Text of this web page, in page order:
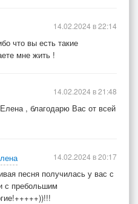
что вы есть такие
мне жить !
14.02.2024 в 22:14
, благодарю Вас от всей
14.02.2024 в 21:48
песня получилась у вас с
с пребольшим
14.02.2024 в 20:17